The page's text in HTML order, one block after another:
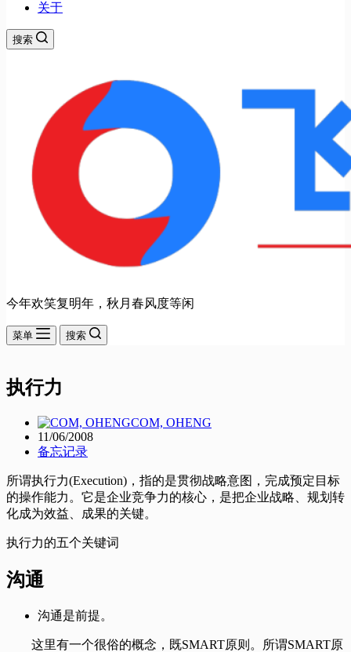
关于
搜索
今年欢笑复明年，秋月春风度等闲
菜单 搜索
执行力
COM, OHENG
11/06/2008
备忘记录
所谓执行力(Execution)，指的是贯彻战略意图，完成预定目标
的操作能力。它是企业竞争力的核心，是把企业战略、规划转
化成为效益、成果的关键。
执行力的五个关键词
沟通
沟通是前提。
这里有一个很俗的概念，既SMART原则。所谓SMART原